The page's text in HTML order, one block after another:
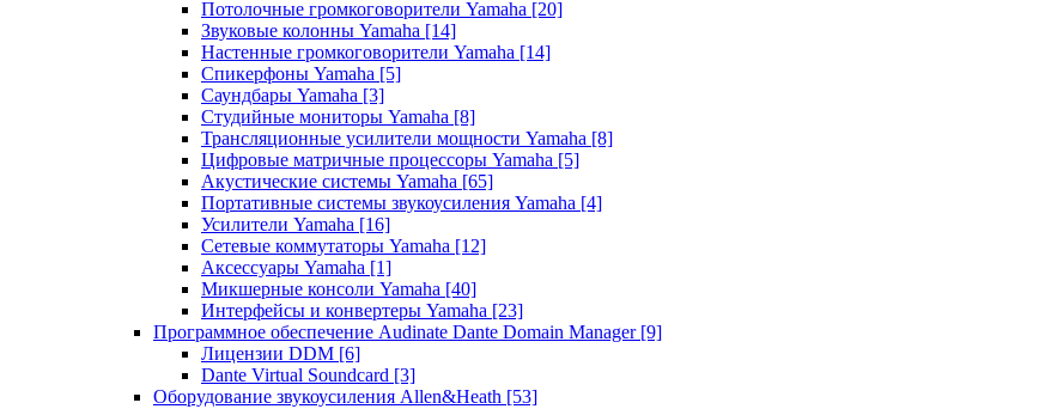
Потолочные громкоговорители Yamaha [20]
Звуковые колонны Yamaha [14]
Настенные громкоговорители Yamaha [14]
Спикерфоны Yamaha [5]
Саундбары Yamaha [3]
Студийные мониторы Yamaha [8]
Трансляционные усилители мощности Yamaha [8]
Цифровые матричные процессоры Yamaha [5]
Акустические системы Yamaha [65]
Портативные системы звукоусиления Yamaha [4]
Усилители Yamaha [16]
Сетевые коммутаторы Yamaha [12]
Аксессуары Yamaha [1]
Микшерные консоли Yamaha [40]
Интерфейсы и конвертеры Yamaha [23]
Программное обеспечение Audinate Dante Domain Manager [9]
Лицензии DDM [6]
Dante Virtual Soundcard [3]
Оборудование звукоусиления Allen&Heath [53]